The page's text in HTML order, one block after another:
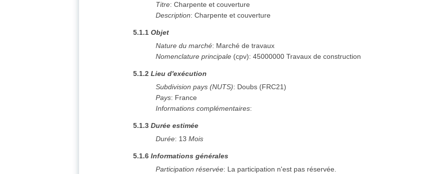
Titre:Charpente et couverture
Description:Charpente et couverture
5.1.1Objet
Nature du marché: Marché de travaux
Nomenclature principale (cpv):45000000 Travaux de construction
5.1.2Lieu d'exécution
Subdivision pays (NUTS): Doubs (FRC21)
Pays: France
Informations complémentaires:
5.1.3Durée estimée
Durée: 13 Mois
5.1.6Informations générales
Participation réservée: La participation n'est pas réservée.